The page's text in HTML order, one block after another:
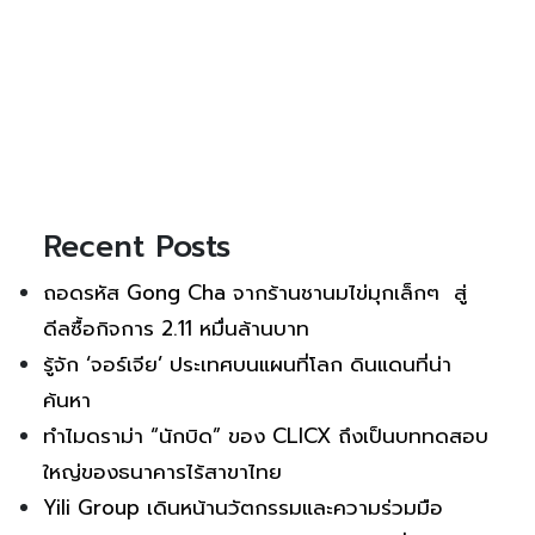
Recent Posts
ถอดรหัส Gong Cha จากร้านชานมไข่มุกเล็กๆ สู่
ดีลซื้อกิจการ 2.11 หมื่นล้านบาท
รู้จัก ‘จอร์เจีย’ ประเทศบนแผนที่โลก ดินแดนที่น่า
ค้นหา
ทำไมดราม่า “นักบิด” ของ CLICX ถึงเป็นบททดสอบ
ใหญ่ของธนาคารไร้สาขาไทย
Yili Group เดินหน้านวัตกรรมและความร่วมมือ